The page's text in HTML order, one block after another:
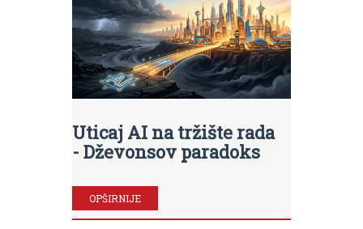
Uticaj AI na tržište rada
- Dževonsov paradoks
OPŠIRNIJE